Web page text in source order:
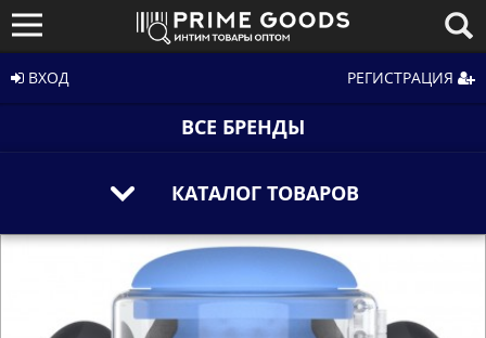
ВХОД РЕГИСТРАЦИЯ
ВСЕ БРЕНДЫ
КАТАЛОГ ТОВАРОВ